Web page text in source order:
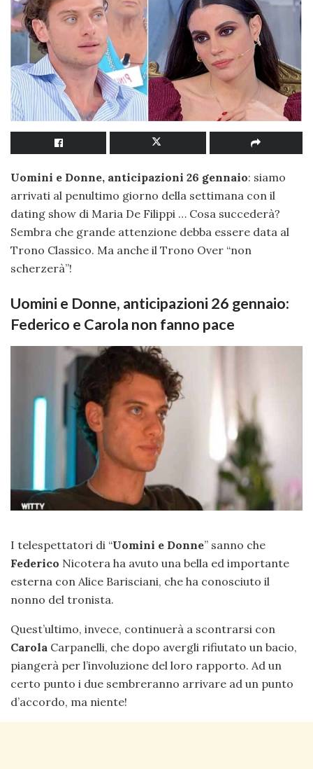
Uomini e Donne, anticipazioni 26 gennaio: siamo
arrivati al penultimo giorno della settimana con il
dating show di Maria De Filippi … Cosa succederà?
Sembra che grande attenzione debba essere data al
Trono Classico. Ma anche il Trono Over “non
scherzerà”!
Uomini e Donne, anticipazioni 26 gennaio:
Federico e Carola non fanno pace
I telespettatori di “Uomini e Donne” sanno che
Federico Nicotera ha avuto una bella ed importante
esterna con Alice Barisciani, che ha conosciuto il
nonno del tronista.
Quest’ultimo, invece, continuerà a scontrarsi con
Carola Carpanelli, che dopo avergli rifiutato un bacio,
piangerà per l’involuzione del loro rapporto. Ad un
certo punto i due sembreranno arrivare ad un punto
d’accordo, ma niente!